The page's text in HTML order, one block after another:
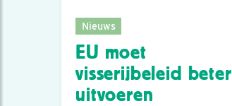
Nieuws
EU moet
visserijbeleid beter
uitvoeren